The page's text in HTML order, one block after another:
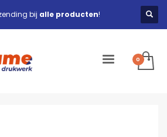
bij alle producten!